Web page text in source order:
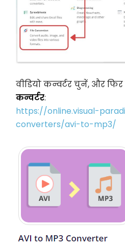
वीडियो कन्वर्टर चुनें, और
कन्वर्टर:
https://online.visual-
converters/avi-to-mp3/